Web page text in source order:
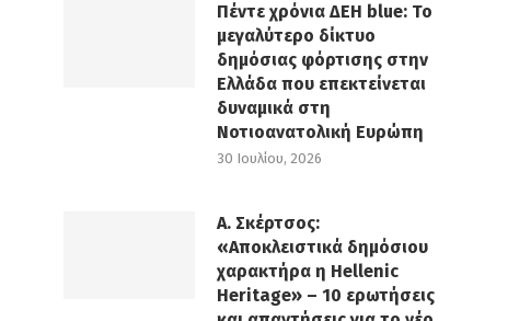
Πέντε χρόνια ΔΕΗ blue: Το
μεγαλύτερο δίκτυο
δημόσιας φόρτισης στην
Ελλάδα που επεκτείνεται
δυναμικά στη
Νοτιοανατολική Ευρώπη
30 Ιουλίου, 2026
Α. Σκέρτσος:
«Αποκλειστικά δημόσιου
χαρακτήρα η Hellenic
Heritage» – 10 ερωτήσεις